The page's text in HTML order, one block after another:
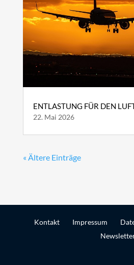
ENTLASTUNG FÜR DEN
22. Mai 2026
« Ältere Einträge
Kontakt Impressum